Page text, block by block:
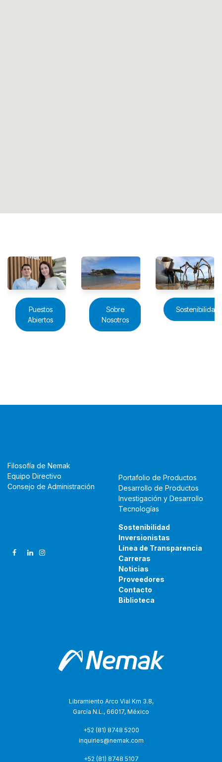
Puestos
Abiertos
Sobre
Nosotros
Sostenibilidad
Filosofía de Nemak
Equipo Directivo
Consejo de Administración
Portafolio de Productos
Desarrollo de Productos
Investigación y Desarrollo
Tecnologías
Sostenibilidad
Inversionistas
Línea de Transparencia
Carreras
Noticias
Proveedores
Contacto
Biblioteca
Libramiento Arco Vial Km 3.8,
García N.L., 66017, México
+52 (81) 8748 5200
inquiries@nemak.com
+52 (81) 8748 5107